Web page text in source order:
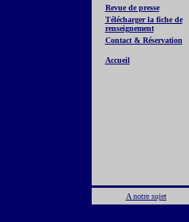
Revue de presse
Télécharger la fiche de
renseignement
Contact & Réservation
Accueil
A notre sujet